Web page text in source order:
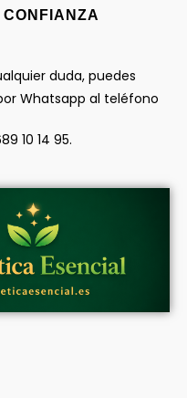
duda, puedes
Whatsapp al teléfono
10 14 95.